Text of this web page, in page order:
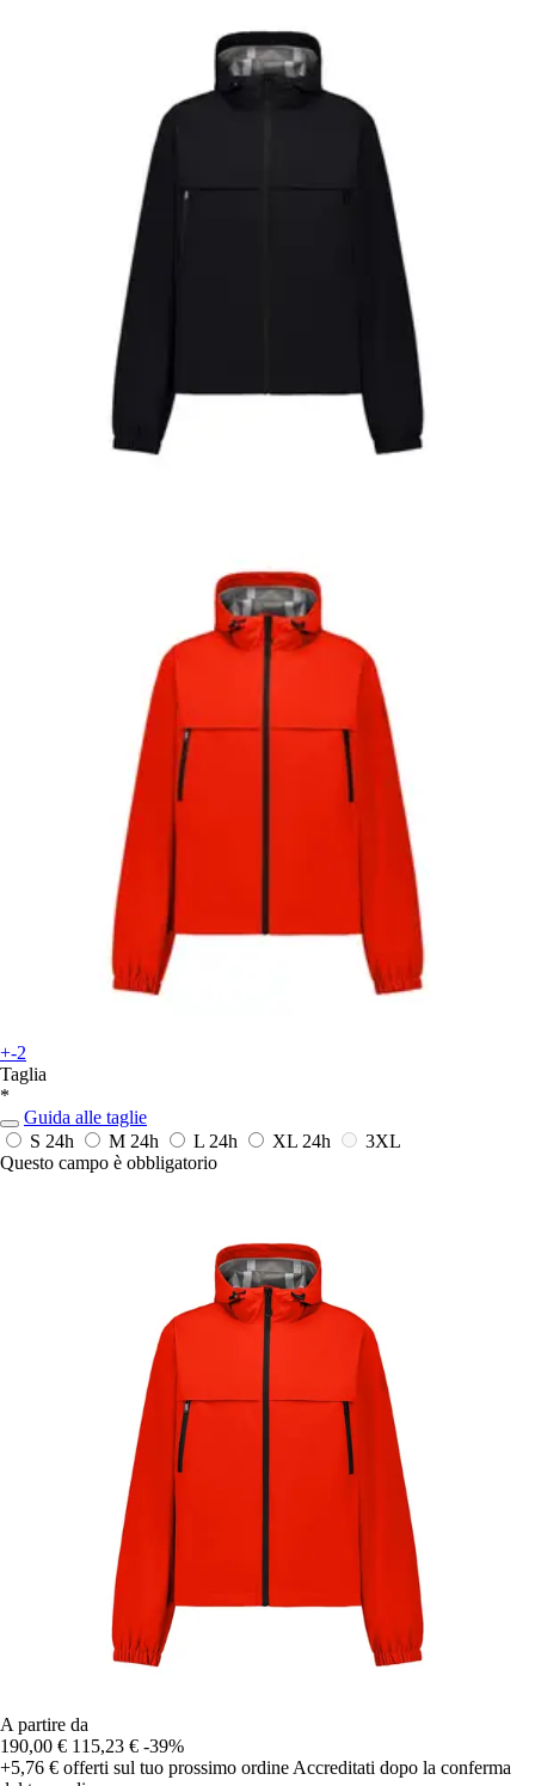
+-2
Taglia
*
Guida alle taglie
S 24h M 24h L 24h XL 24h
3XL
Questo campo è obbligatorio
A partire da
190,00 € 115,23 € -39%
+5,76 € offerti sul tuo prossimo ordine Accreditati dopo la conferma